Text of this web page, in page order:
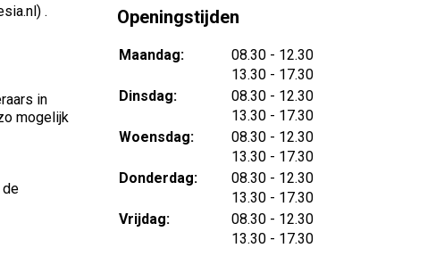
.
in
mogelijk
de
Openingstijden
Maandag: 08.30 tot
- 12.30
13.30 tot
- 17.30
Dinsdag:
08.30 tot
- 12.30
13.30 tot
- 17.30
Woensdag:
08.30 tot
- 12.30
13.30 tot
- 17.30
Donderdag:
08.30 tot
- 12.30
13.30 tot
- 17.30
Vrijdag:
08.30 tot
- 12.30
13.30 tot
- 17.30